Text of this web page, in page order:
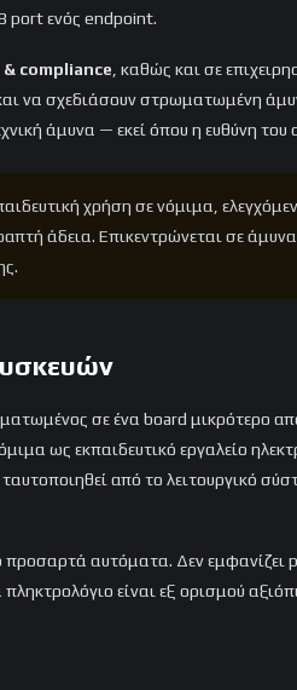
port ενός endpoint.
compliance, καθώς και σε
να σχεδιάσουν στρωματωμένη
άμυνα — εκεί όπου η ευθύνη
χρήση σε νόμιμα,
άδεια. Επικεντρώνεται σε
σε ένα board μικρότερο
ως εκπαιδευτικό εργαλείο
από το λειτουργικό
αυτόματα. Δεν εμφανίζει
είναι εξ ορισμού